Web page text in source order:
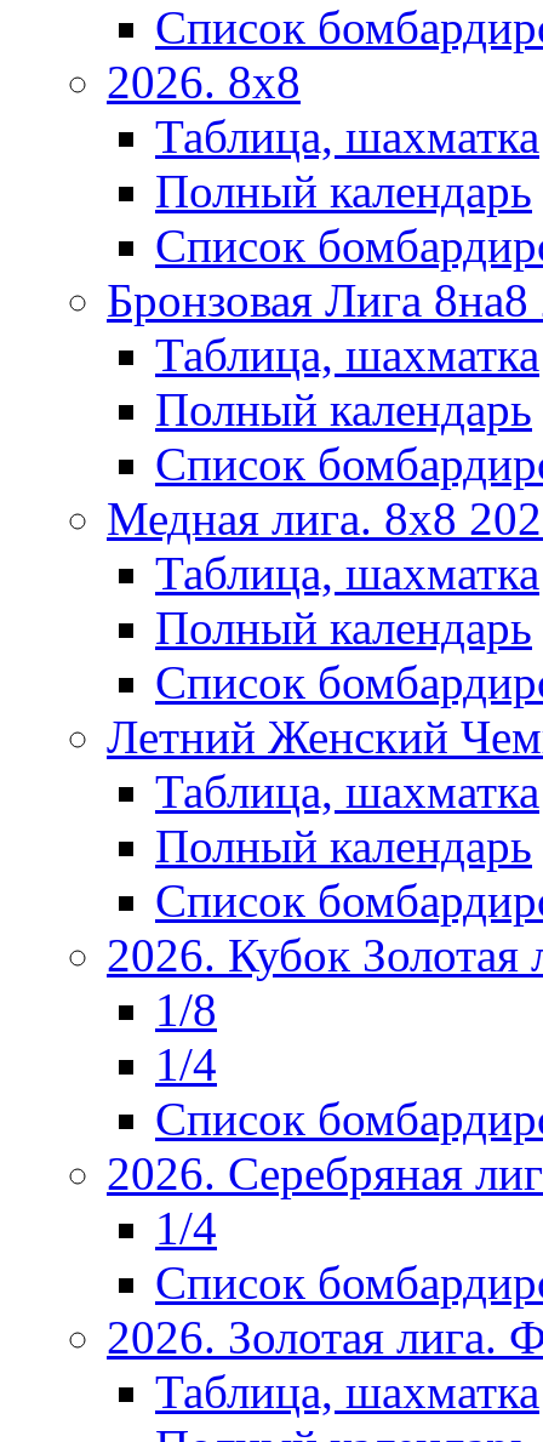
Список
2026. 8х8
Таблица, шахматка
Полный календарь
Список
Бронзовая Лига
Таблица, шахматка
Полный календарь
Список
Медная лига. 8x8
Таблица, шахматка
Полный календарь
Список
Летний Женский
Таблица, шахматка
Полный календарь
Список
2026. Кубок Золотая
1/8
1/4
Список
2026. Серебряная
1/4
Список
2026. Золотая
Таблица, шахматка